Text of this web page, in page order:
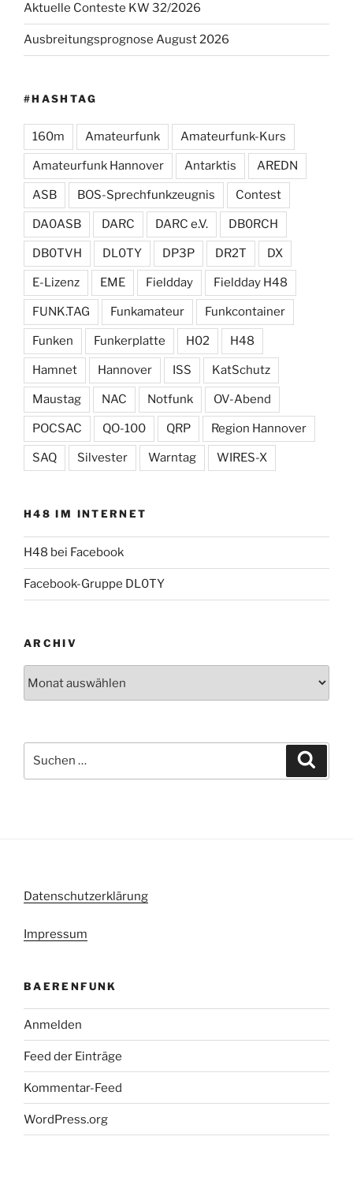
Aktuelle Conteste KW 32/2026
Ausbreitungsprognose August 2026
#HASHTAG
160m Amateurfunk Amateurfunk-Kurs
Amateurfunk Hannover Antarktis AREDN
ASB BOS-Sprechfunkzeugnis Contest
DA0ASB DARC DARC e.V. DB0RCH
DB0TVH DL0TY DP3P DR2T DX
E-Lizenz EME Fieldday Fieldday H48
FUNK.TAG Funkamateur Funkcontainer
Funken Funkerplatte H02 H48
Hamnet Hannover ISS KatSchutz
Maustag NAC Notfunk OV-Abend
POCSAC QO-100 QRP Region Hannover
SAQ Silvester Warntag WIRES-X
H48 IM INTERNET
H48 bei Facebook
Facebook-Gruppe DL0TY
ARCHIV
nach:
Datenschutzerklärung
Impressum
BAERENFUNK
Anmelden
Feed der Einträge
Kommentar-Feed
WordPress.org